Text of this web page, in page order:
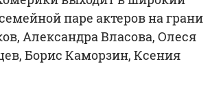
паре актеров на грани
Александра Власова, Олеся
Борис Каморзин, Ксения